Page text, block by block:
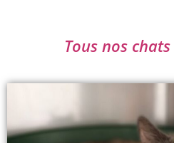
Tous nos